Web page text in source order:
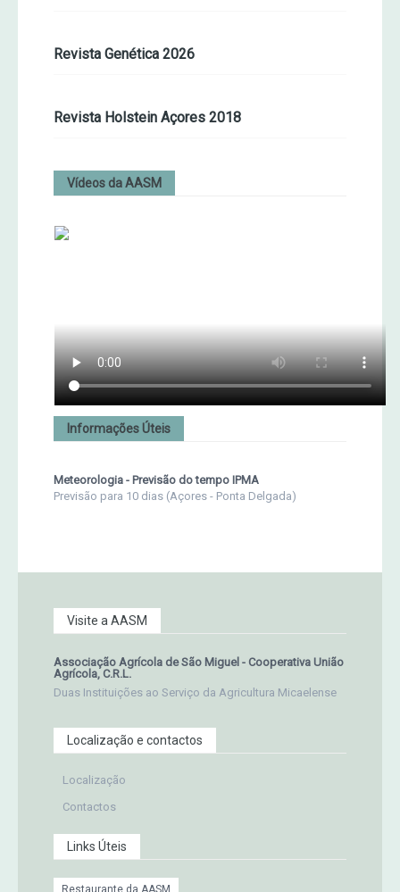
Revista Genética 2026
Revista Holstein Açores 2018
Vídeos da AASM
Informações Úteis
Meteorologia - Previsão do tempo IPMA
Previsão para 10 dias (Açores - Ponta Delgada)
Visite a AASM
Associação Agrícola de São Miguel - Cooperativa União
Agrícola, C.R.L.
Duas Instituições ao Serviço da Agricultura Micaelense
Localização e contactos
Localização
Contactos
Links Úteis
Restaurante da AASM